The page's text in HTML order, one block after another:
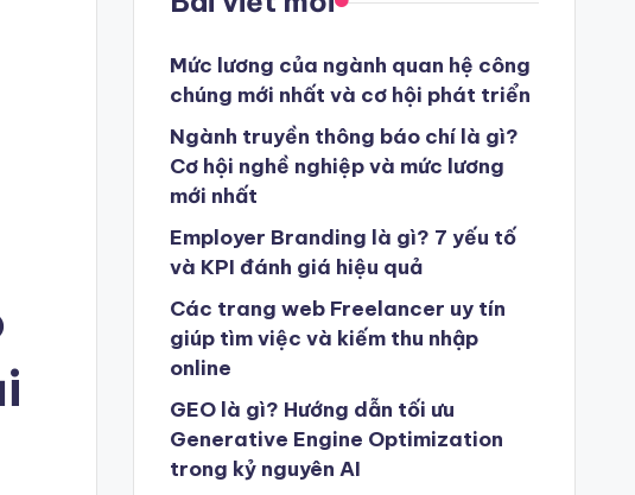
Mức lương của ngành quan hệ công
chúng mới nhất và cơ hội phát triển
Ngành truyền thông báo chí là gì?
Cơ hội nghề nghiệp và mức lương
mới nhất
Employer Branding là gì? 7 yếu tố
và KPI đánh giá hiệu quả
Các trang web Freelancer uy tín
giúp tìm việc và kiếm thu nhập
online
GEO là gì? Hướng dẫn tối ưu
Generative Engine Optimization
trong kỷ nguyên AI